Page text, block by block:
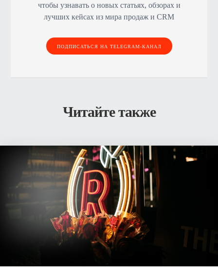
чтобы узнавать о новых статьях, обзорах и
лучших кейсах из мира продаж и CRM
ПОДПИСАТЬСЯ НА TELEGRAM-КАНАЛ
Читайте также